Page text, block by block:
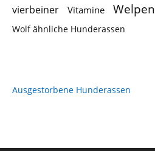
vierbeiner
Vitamine Welpen
Wolf ähnliche Hunderassen
Ausgestorbene Hunderassen